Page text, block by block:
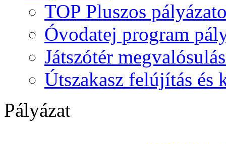
TOP Pluszos
Óvodatej program
Játszótér
Útszakasz felújítás és
Pályázat